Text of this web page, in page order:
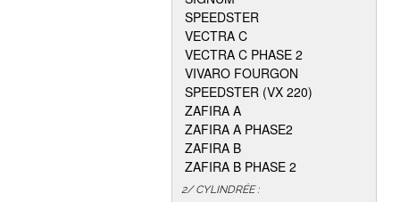
SPEEDSTER
VECTRA C
VECTRA C PHASE 2
VIVARO FOURGON
SPEEDSTER (VX 220)
ZAFIRA A
ZAFIRA A PHASE2
ZAFIRA B
ZAFIRA B PHASE 2
2/ CYLINDRÉE :